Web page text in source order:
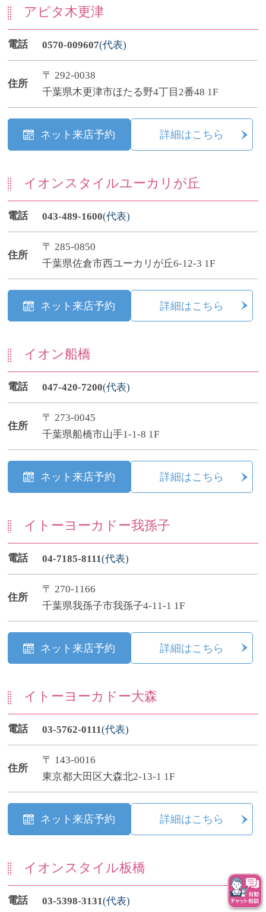
アピタ木更津
電話 0570-009607(代表)
住所
〒 292-0038
千葉県木更津市ほたる野4丁目2番48 1F
ネット来店予約 詳細はこちら
イオンスタイルユーカリが丘
電話 043-489-1600(代表)
住所
〒 285-0850
千葉県佐倉市西ユーカリが丘6-12-3 1F
ネット来店予約 詳細はこちら
イオン船橋
電話 047-420-7200(代表)
住所
〒 273-0045
千葉県船橋市山手1-1-8 1F
ネット来店予約 詳細はこちら
イトーヨーカドー我孫子
電話 04-7185-8111(代表)
住所
〒 270-1166
千葉県我孫子市我孫子4-11-1 1F
ネット来店予約 詳細はこちら
イトーヨーカドー大森
電話 03-5762-0111(代表)
住所
〒 143-0016
東京都大田区大森北2-13-1 1F
ネット来店予約 詳細はこちら
イオンスタイル板橋
電話 03-5398-3131(代表)